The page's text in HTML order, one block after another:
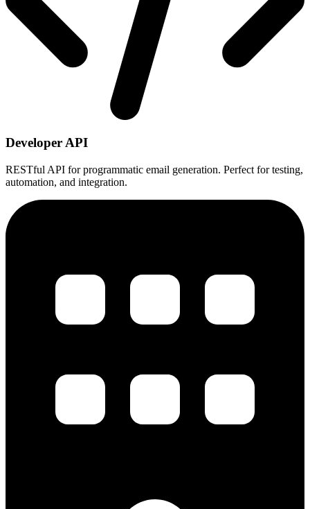
Developer API
RESTful API for programmatic email generation. Perfect for testing,
automation, and integration.